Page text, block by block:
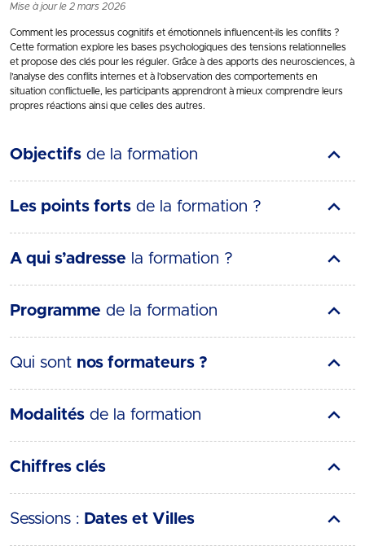
Mise à jour le 2 mars 2026
Comment les processus cognitifs et émotionnels influencent-ils les conflits ?
Cette formation explore les bases psychologiques des tensions relationnelles
et propose des clés pour les réguler. Grâce à des apports des neurosciences, à
l’analyse des conflits internes et à l’observation des comportements en
situation conflictuelle, les participants apprendront à mieux comprendre leurs
propres réactions ainsi que celles des autres.
Objectifs de la formation
Les points forts de la formation ?
A qui s’adresse la formation ?
Programme de la formation
Qui sont nos formateurs ?
Modalités de la formation
Chiffres clés
Sessions : Dates et Villes